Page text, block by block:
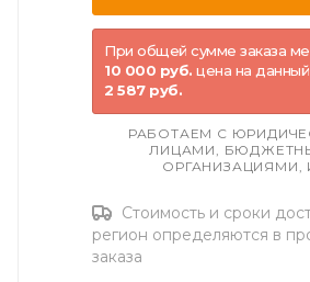
При общей сумме заказа
10 000 руб. цена на
2 587 руб.
РАБОТАЕМ С
ЛИЦАМИ,
ОРГАНИЗАЦИЯМИ,
Стоимость и сроки
регион определяются в
заказа